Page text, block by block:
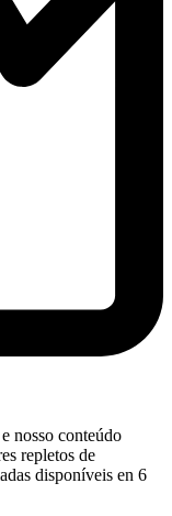
nosso conteúdo
repletos de
disponíveis en 6